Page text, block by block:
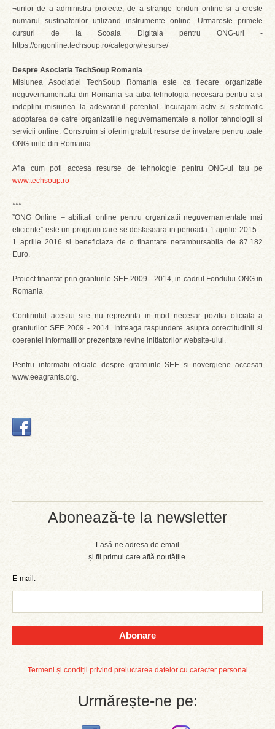
Abonează-te la newsletter
Lasă-ne adresa de email
și fii primul care află noutățile.
E-mail:
Abonare
Termeni și condiții privind prelucrarea datelor cu caracter personal
Urmărește-ne pe:
¬urilor de a administra proiecte, de a strange fonduri online si a creste
numarul sustinatorilor utilizand instrumente online. Urmareste primele
cursuri de la Scoala Digitala pentru ONG-uri -
https://ongonline.techsoup.ro/category/resurse/
Despre Asociatia TechSoup Romania
Misiunea Asociatiei TechSoup Romania este ca fiecare organizatie
neguvernamentala din Romania sa aiba tehnologia necesara pentru a-si
indeplini misiunea la adevaratul potential. Incurajam activ si sistematic
adoptarea de catre organizatiile neguvernamentale a noilor tehnologii si
servicii online. Construim si oferim gratuit resurse de invatare pentru toate
ONG-urile din Romania.
Afla cum poti accesa resurse de tehnologie pentru ONG-ul tau pe
www.techsoup.ro
***
”ONG Online – abilitati online pentru organizatii neguvernamentale mai
eficiente” este un program care se desfasoara in perioada 1 aprilie 2015 –
1 aprilie 2016 si beneficiaza de o finantare nerambursabila de 87.182
Euro.
Proiect finantat prin granturile SEE 2009 - 2014, in cadrul Fondului ONG in
Romania
Continutul acestui site nu reprezinta in mod necesar pozitia oficiala a
granturilor SEE 2009 - 2014. Intreaga raspundere asupra corectitudinii si
coerentei informatiilor prezentate revine initiatorilor website-ului.
Pentru informatii oficiale despre granturile SEE si novergiene accesati
www.eeagrants.org.